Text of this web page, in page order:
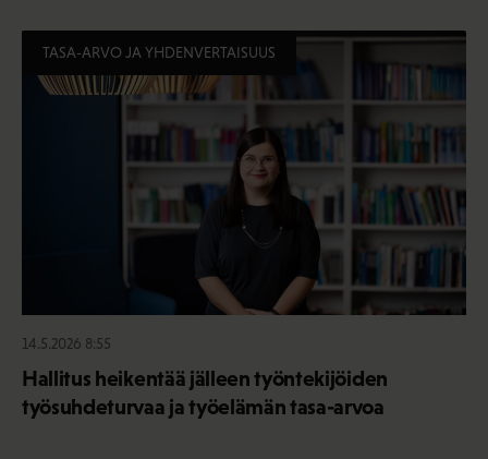
TASA-ARVO JA YHDENVERTAISUUS
14.5.2026 8:55
Hallitus heikentää jälleen työntekijöiden
työsuhdeturvaa ja työelämän tasa-arvoa